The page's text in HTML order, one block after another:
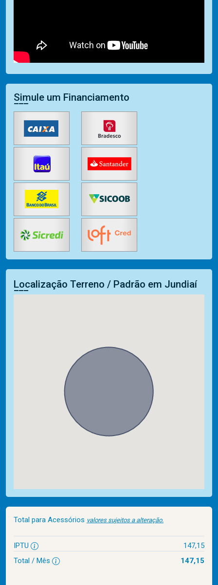
Simule um Financiamento
Localização Terreno / Padrão em Jundiaí
Total para Acessórios valores sujeitos a alteração.
IPTU
147,15
Total / Mês
147,15